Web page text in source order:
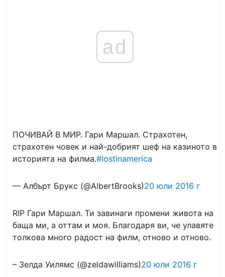
ad
ПОЧИВАЙ В МИР. Гари Маршал. Страхотен,
страхотен човек и най-добрият шеф на казиното в
историята на филма.#lostinamerica
— Албърт Брукс (@AlbertBrooks)20 юли 2016 г
RIP Гари Маршал. Ти завинаги промени живота на
баща ми, а оттам и моя. Благодаря ви, че улавяте
толкова много радост на филм, отново и отново.
– Зелда Уилямс (@zeldawilliams)20 юли 2016 г